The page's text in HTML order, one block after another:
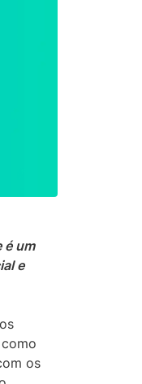
esforço
seu público.
é um
e
os